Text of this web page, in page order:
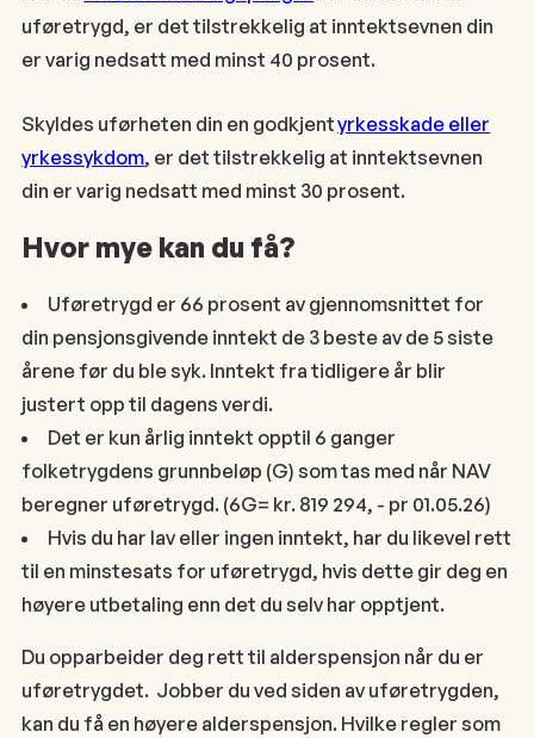
uføretrygd, er det tilstrekkelig at inntektsevnen din
er varig nedsatt med minst 40 prosent.
Skyldes uførheten din en godkjentyrkesskade eller
yrkessykdom, er det tilstrekkelig at inntektsevnen
din er varig nedsatt med minst 30 prosent.
Hvor mye kan du få?
Uføretrygd er 66 prosent av gjennomsnittet for
din pensjonsgivende inntekt de 3 beste av de 5 siste
årene før du ble syk. Inntekt fra tidligere år blir
justert opp til dagens verdi.
Det er kun årlig inntekt opptil 6 ganger
folketrygdens grunnbeløp (G) som tas med når NAV
beregner uføretrygd. (6G= kr. 819 294, - pr 01.05.26)
Hvis du har lav eller ingen inntekt, har du likevel rett
til en minstesats for uføretrygd, hvis dette gir deg en
høyere utbetaling enn det du selv har opptjent.
Du opparbeider deg rett til alderspensjon når du er
uføretrygdet. Jobber du ved siden av uføretrygden,
kan du få en høyere alderspensjon. Hvilke regler som